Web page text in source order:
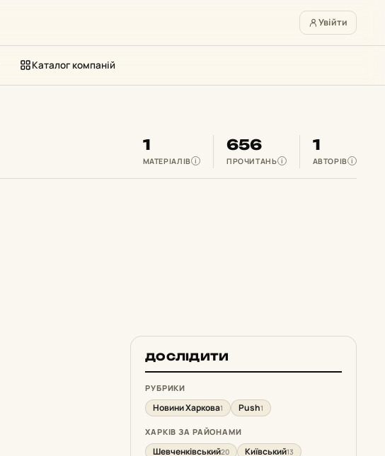
Увійти
Каталог компаній
1
МАТЕРІАЛІВ i
656
ПРОЧИТАНЬ i
1
АВТОРІВ i
ДОСЛІДИТИ
РУБРИКИ
Новини Харкова1 Push1
ХАРКІВ ЗА РАЙОНАМИ
Шевченківський20 Київський13